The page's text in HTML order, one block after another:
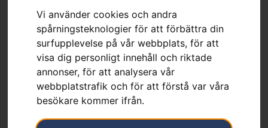
Vi använder cookies och andra
spårningsteknologier för att förbättra din
surfupplevelse på vår webbplats, för att
visa dig personligt innehåll och riktade
annonser, för att analysera vår
webbplatstrafik och för att förstå var våra
besökare kommer ifrån.